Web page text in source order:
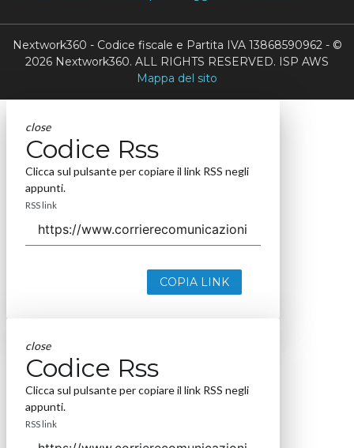
Nextwork360 - Codice fiscale e Partita IVA 13868590962 - ©
2026 Nextwork360. ALL RIGHTS RESERVED. ISP AWS
Mappa del sito
close
Codice Rss
Clicca sul pulsante per copiare il link RSS negli
appunti.
RSS link
COPIA LINK
close
Codice Rss
Clicca sul pulsante per copiare il link RSS negli
appunti.
RSS link